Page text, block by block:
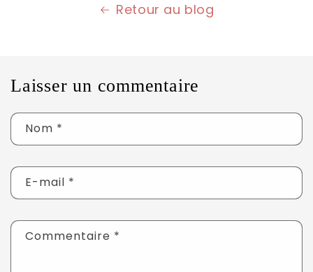
Retour au blog
Laisser un commentaire
Nom *
E-mail *
Commentaire *